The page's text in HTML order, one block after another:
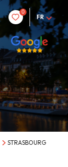
0
FR
STRASBOURG